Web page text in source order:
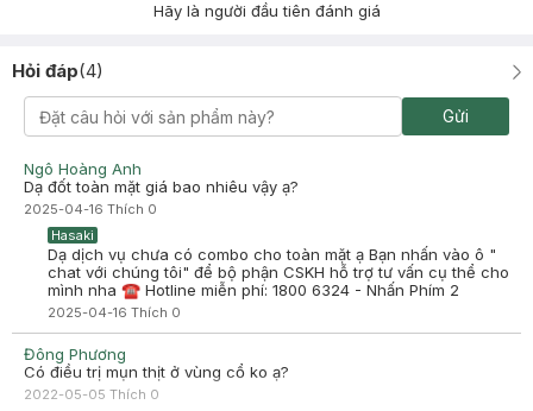
Hãy là người đầu tiên đánh giá
Hỏi đáp(4)
Gửi
Ngô Hoàng Anh
Dạ đốt toàn mặt giá bao nhiêu vậy ạ?
2025-04-16 Thích 0
Hasaki
Dạ dịch vụ chưa có combo cho toàn mặt ạ Bạn nhấn vào ô "
chat với chúng tôi" để bộ phận CSKH hỗ trợ tư vấn cụ thể cho
mình nha ☎ Hotline miễn phí: 1800 6324 - Nhấn Phím 2
2025-04-16 Thích 0
Đông Phương
Có điều trị mụn thịt ở vùng cổ ko ạ?
2022-05-05 Thích 0